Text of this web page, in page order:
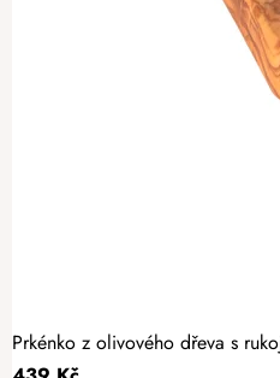
Prkénko z olivového dřeva s